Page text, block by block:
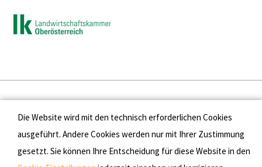
Presse
Kontakt
Datenschutz
Die Website wird mit den technisch erforderlichen Cookies
ausgeführt. Andere Cookies werden nur mit Ihrer Zustimmung
gesetzt. Sie können Ihre Entscheidung für diese Website in den